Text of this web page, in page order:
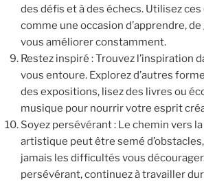
des défis et à des échecs. Utilisez
comme une occasion d’apprendre,
vous améliorer constamment.
Restez inspiré : Trouvez l’inspiration
vous entoure. Explorez d’autres
des expositions, lisez des livres ou
musique pour nourrir votre esprit
Soyez persévérant : Le chemin vers
artistique peut être semé
jamais les difficultés vous
persévérant, continuez à travailler